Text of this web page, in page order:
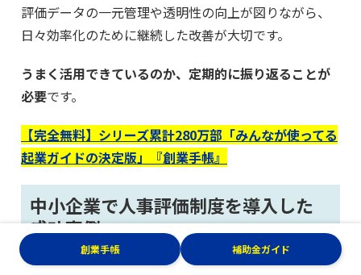
評価データの一元管理や透明性の向上が図りながら、
日々効率化のために継続した改善が大切です。
うまく活用できているのか、定期的に振り返ることが
必要です。
【完全無料】シリーズ累計280万部「みんなが使ってる
起業ガイドの決定版」『創業手帳』
中小企業で人事評価制度を導入した
成功事例
創業手帳 補助金ガイド